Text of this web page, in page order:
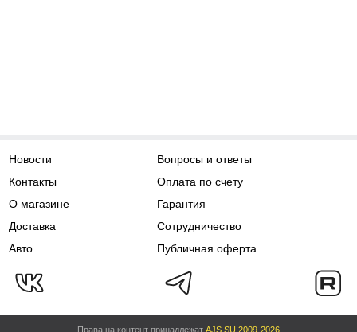
Новости
Контакты
О магазине
Доставка
Авто
Вопросы и ответы
Оплата по счету
Гарантия
Сотрудничество
Публичная оферта
Права на контент принадлежат AJS.SU 2009-2026